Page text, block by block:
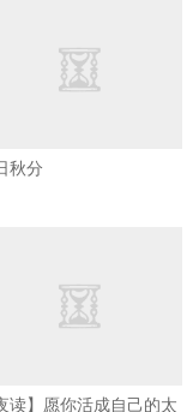
秋分
读】愿你活成自己的太